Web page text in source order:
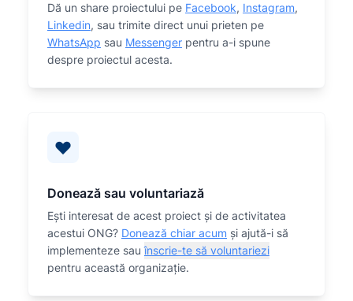
Dă un share proiectului pe Facebook, Instagram,
Linkedin, sau trimite direct unui prieten pe
WhatsApp sau Messenger pentru a-i spune
despre proiectul acesta.
Donează sau voluntariază
Eşti interesat de acest proiect și de activitatea
acestui ONG? Donează chiar acum și ajută-i să
implementeze sauînscrie-te să voluntariezi
pentru această organizaţie.